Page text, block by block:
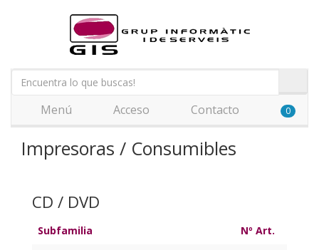
Menú Acceso Contacto 0
Impresoras / Consumibles
CD / DVD
Subfamilia Nº Art.